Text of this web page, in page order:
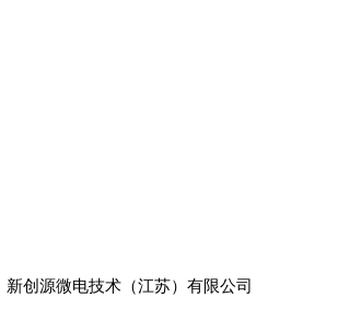
新创源微电技术（江苏）有限公司